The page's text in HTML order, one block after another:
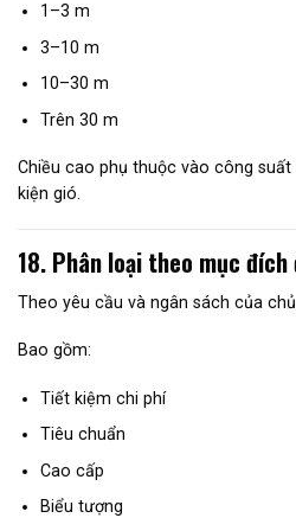
1–3 m
3–10 m
10–30 m
Trên 30 m
Chiều cao phụ thuộc vào công
kiện gió.
18. Phân loại theo mục
Theo yêu cầu và ngân sách của
Bao gồm:
Tiết kiệm chi phí
Tiêu chuẩn
Cao cấp
Biểu tượng